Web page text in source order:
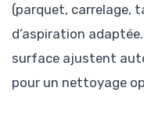
(parquet, carrelage,
d’aspiration
surface ajustent
pour un nettoyage